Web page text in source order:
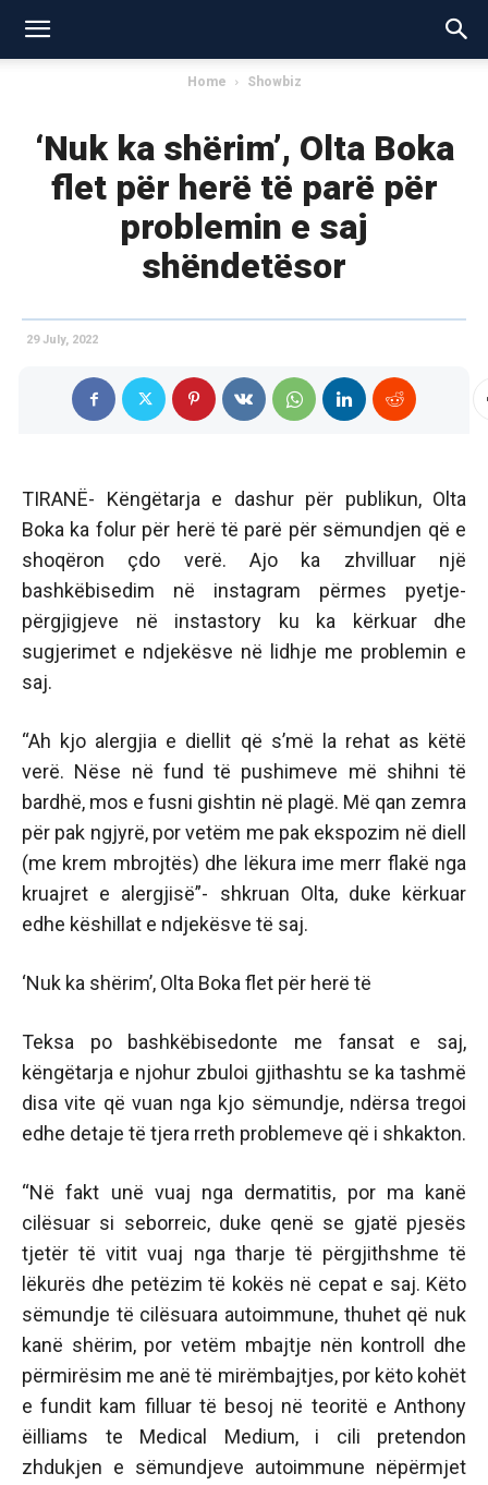
Home Showbiz
‘Nuk ka shërim’, Olta Boka
flet për herë të parë për
problemin e saj
shëndetësor
29 July, 2022
TIRANË- Këngëtarja e dashur për publikun, Olta
Boka ka folur për herë të parë për sëmundjen që e
shoqëron çdo verë. Ajo ka zhvilluar një
bashkëbisedim në instagram përmes pyetje-
përgjigjeve në instastory ku ka kërkuar dhe
sugjerimet e ndjekësve në lidhje me problemin e
saj.
“Ah kjo alergjia e diellit që s’më la rehat as këtë
verë. Nëse në fund të pushimeve më shihni të
bardhë, mos e fusni gishtin në plagë. Më qan zemra
për pak ngjyrë, por vetëm me pak ekspozim në diell
(me krem mbrojtës) dhe lëkura ime merr flakë nga
kruajret e alergjisë”- shkruan Olta, duke kërkuar
edhe këshillat e ndjekësve të saj.
‘Nuk ka shërim’, Olta Boka flet për herë të
Teksa po bashkëbisedonte me fansat e saj,
këngëtarja e njohur zbuloi gjithashtu se ka tashmë
disa vite që vuan nga kjo sëmundje, ndërsa tregoi
edhe detaje të tjera rreth problemeve që i shkakton.
“Në fakt unë vuaj nga dermatitis, por ma kanë
cilësuar si seborreic, duke qenë se gjatë pjesës
tjetër të vitit vuaj nga tharje të përgjithshme të
lëkurës dhe petëzim të kokës në cepat e saj. Këto
sëmundje të cilësuara autoimmune, thuhet që nuk
kanë shërim, por vetëm mbajtje nën kontroll dhe
përmirësim me anë të mirëmbajtjes, por këto kohët
e fundit kam filluar të besoj në teoritë e Anthony
ëilliams te Medical Medium, i cili pretendon
zhdukjen e sëmundjeve autoimmune nëpërmjet